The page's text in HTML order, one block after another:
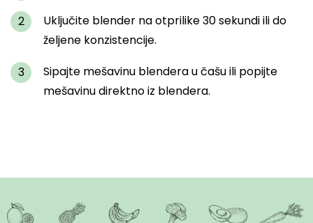
Uključite blender na otprilike 30 sekundi ili do
željene konzistencije.
Sipajte mešavinu blendera u čašu ili popijte
mešavinu direktno iz blendera.